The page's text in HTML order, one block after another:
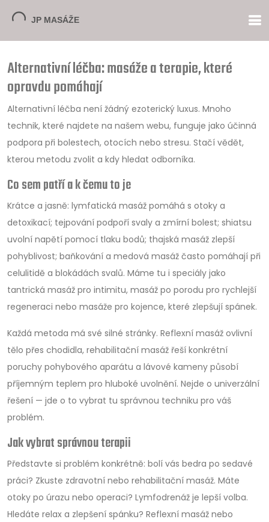
Alternativní léčba: masáže a terapie, které
opravdu pomáhají
Alternativní léčba není žádný ezoterický luxus. Mnoho
technik, které najdete na našem webu, funguje jako účinná
podpora při bolestech, otocích nebo stresu. Stačí vědět,
kterou metodu zvolit a kdy hledat odborníka.
Co sem patří a k čemu to je
Krátce a jasně: lymfatická masáž pomáhá s otoky a
detoxikací; tejpování podpoří svaly a zmírní bolest; shiatsu
uvolní napětí pomocí tlaku bodů; thajská masáž zlepší
pohyblivost; baňkování a medová masáž často pomáhají při
celulitidě a blokádách svalů. Máme tu i speciály jako
tantrická masáž pro intimitu, masáž po porodu pro rychlejší
regeneraci nebo masáže pro kojence, které zlepšují spánek.
Každá metoda má své silné stránky. Reflexní masáž ovlivní
tělo přes chodidla, rehabilitační masáž řeší konkrétní
poruchy pohybového aparátu a lávové kameny působí
příjemným teplem pro hluboké uvolnění. Nejde o univerzální
řešení — jde o to vybrat tu správnou techniku pro váš
problém.
Jak vybrat správnou terapii
Představte si problém konkrétně: bolí vás bedra po sedavé
práci? Zkuste zdravotní nebo rehabilitační masáž. Máte
otoky po úrazu nebo operaci? Lymfodrenáž je lepší volba.
Hledáte relax a zlepšení spánku? Reflexní masáž nebo